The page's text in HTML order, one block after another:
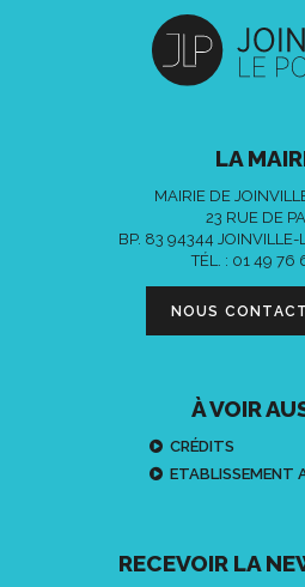
LA
MAIRIE DE
23 RUE DE
BP. 83 94344 JOINVILLE-
TÉL. : 01 49 76
NOUS
À VOIR
CRÉDITS
ETABLISSEMENT
RECEVOIR LA